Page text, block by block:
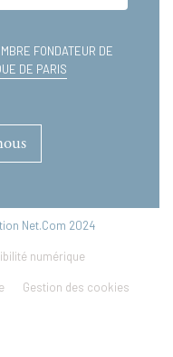
FONDATEUR DE
DE PARIS
Net.Com 2024
numérique
Gestion des cookies